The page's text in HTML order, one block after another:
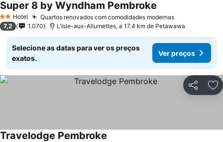
2 Estrelas
Hotel Quartos renovados com comodidades modernasVer preços
Super 8 by Wyndham Pembroke
7,2 1.070 L'Isle-aux-Allumettes, a 17.4 km de Petawawa
Selecione as datas para ver os preços
exatos.
Ver preços
Partilhar
Travelodge Pembroke